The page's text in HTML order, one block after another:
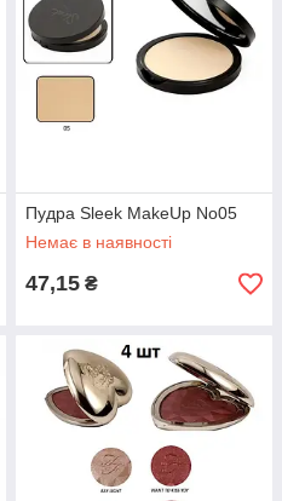
Пудра Sleek MakeUp No05
Немає в наявності
47,15 ₴